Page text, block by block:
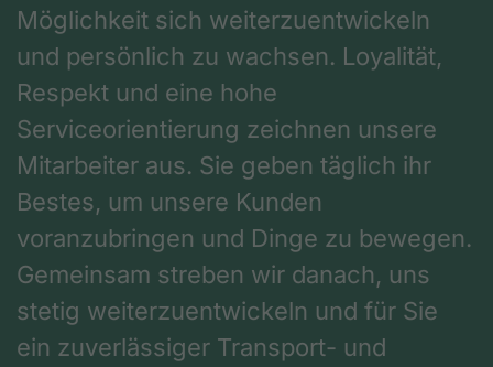
Möglichkeit sich weiterzuentwickeln
und persönlich zu wachsen. Loyalität,
Respekt und eine hohe
Serviceorientierung zeichnen unsere
Mitarbeiter aus. Sie geben täglich ihr
Bestes, um unsere Kunden
voranzubringen und Dinge zu bewegen.
Gemeinsam streben wir danach, uns
stetig weiterzuentwickeln und für Sie
ein zuverlässiger Transport- und